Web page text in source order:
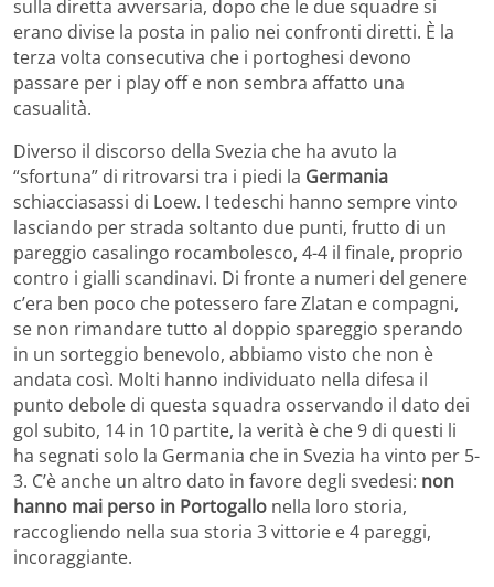
sulla diretta avversaria, dopo che le due squadre si
erano divise la posta in palio nei confronti diretti. È la
terza volta consecutiva che i portoghesi devono
passare per i play off e non sembra affatto una
casualità.
Diverso il discorso della Svezia che ha avuto la
“sfortuna” di ritrovarsi tra i piedi la Germania
schiacciasassi di Loew. I tedeschi hanno sempre vinto
lasciando per strada soltanto due punti, frutto di un
pareggio casalingo rocambolesco, 4-4 il finale, proprio
contro i gialli scandinavi. Di fronte a numeri del genere
c’era ben poco che potessero fare Zlatan e compagni,
se non rimandare tutto al doppio spareggio sperando
in un sorteggio benevolo, abbiamo visto che non è
andata così. Molti hanno individuato nella difesa il
punto debole di questa squadra osservando il dato dei
gol subito, 14 in 10 partite, la verità è che 9 di questi li
ha segnati solo la Germania che in Svezia ha vinto per 5-
3. C’è anche un altro dato in favore degli svedesi: non
hanno mai perso in Portogallo nella loro storia,
raccogliendo nella sua storia 3 vittorie e 4 pareggi,
incoraggiante.